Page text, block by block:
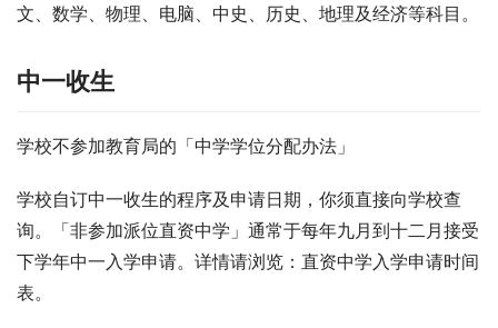
文、数学、物理、电脑、中史、历史、地理及经济等科目。
中一收生
学校不参加教育局的「中学学位分配办法」
学校自订中一收生的程序及申请日期，你须直接向学校查
询。「非参加派位直资中学」通常于每年九月到十二月接受
下学年中一入学申请。详情请浏览：直资中学入学申请时间
表。